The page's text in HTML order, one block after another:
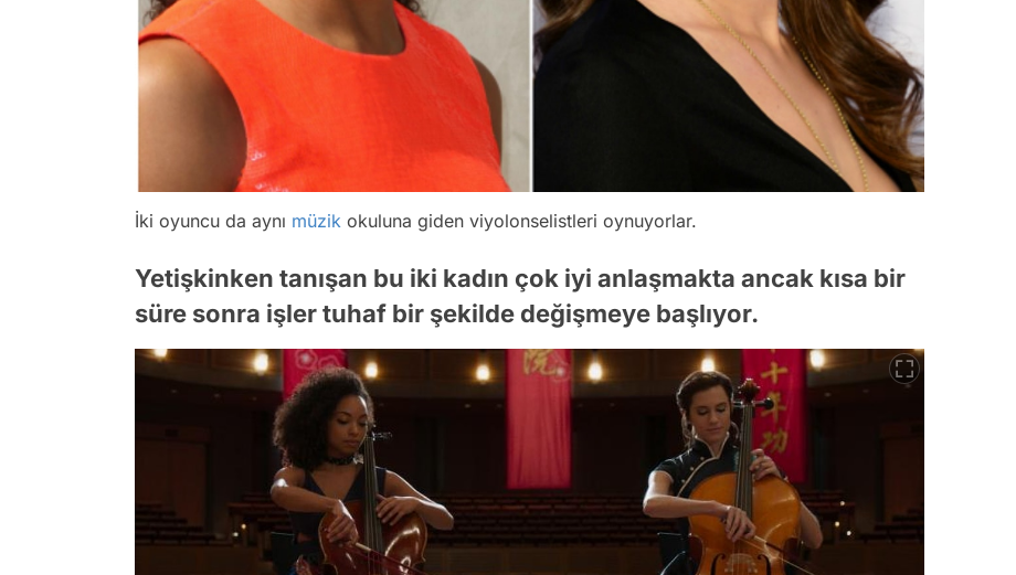
İki oyuncu da aynı müzik okuluna giden viyolonselistleri oynuyorlar.
Yetişkinken tanışan bu iki kadın çok iyi anlaşmakta ancak kısa bir
süre sonra işler tuhaf bir şekilde değişmeye başlıyor.